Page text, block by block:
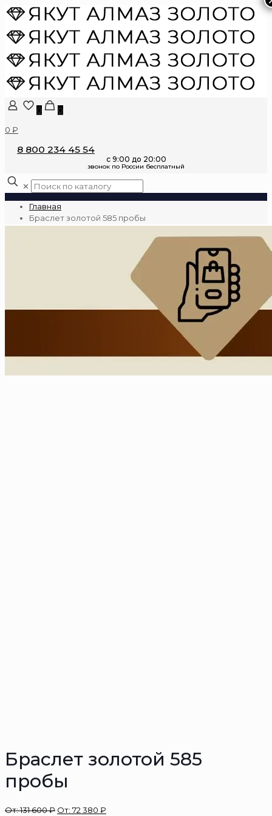
0
0
0 ₽
8 800 234 45 54
✕
Главная
Браслет золотой 585 пробы
Браслет золотой 585
пробы
От:131 600₽ От: 72 380 ₽